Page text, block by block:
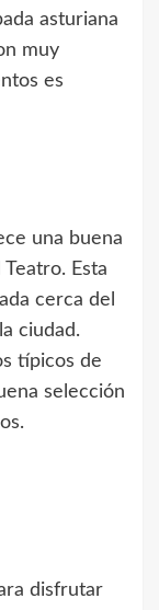
asturiana
muy
es
una buena
Esta
cerca del
ciudad.
típicos de
selección
disfrutar